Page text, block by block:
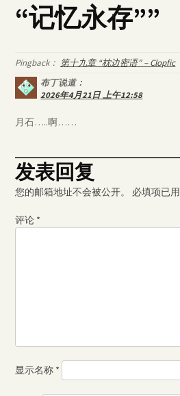
“记忆永存””
Pingback： 第十九章 “枕边密语” – Clopfic
布丁说道：
2026年4月21日 上午12:58
月石…..啊……
发表回复
您的邮箱地址不会被公开。 必填项已用
评论 *
显示名称 *